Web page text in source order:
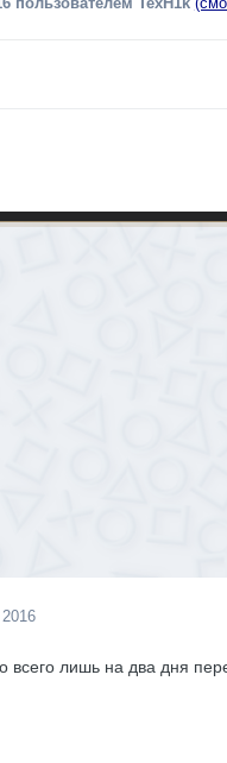
всего лишь на два дня